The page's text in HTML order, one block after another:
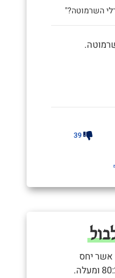
השרמוטה?"
39
אשר יחס